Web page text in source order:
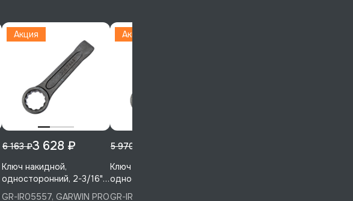
Акция
6 163 ₽3 628 ₽
Ключ накидной,
односторонний, 2-3/16"
(55,56 мм), GARWIN PRO,
GR-IR05557, GARWIN PRO
Акция
5 970 ₽
Ключ накидной,
односторонний, 2-1/8"
(53,98 мм), GARWIN PRO,
GR-IR05398, GARWIN PRO